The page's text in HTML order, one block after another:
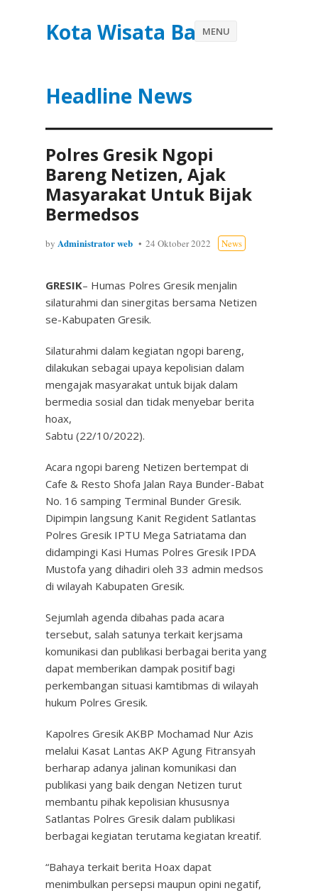
Kota Wisata Batu
Headline News
MENU
Polres Gresik Ngopi
Bareng Netizen, Ajak
Masyarakat Untuk Bijak
Bermedsos
by Administrator web 24 Oktober 2022 News
GRESIK– Humas Polres Gresik menjalin
silaturahmi dan sinergitas bersama Netizen
se-Kabupaten Gresik.
Silaturahmi dalam kegiatan ngopi bareng,
dilakukan sebagai upaya kepolisian dalam
mengajak masyarakat untuk bijak dalam
bermedia sosial dan tidak menyebar berita
hoax,
Sabtu (22/10/2022).
Acara ngopi bareng Netizen bertempat di
Cafe & Resto Shofa Jalan Raya Bunder-Babat
No. 16 samping Terminal Bunder Gresik.
Dipimpin langsung Kanit Regident Satlantas
Polres Gresik IPTU Mega Satriatama dan
didampingi Kasi Humas Polres Gresik IPDA
Mustofa yang dihadiri oleh 33 admin medsos
di wilayah Kabupaten Gresik.
Sejumlah agenda dibahas pada acara
tersebut, salah satunya terkait kerjsama
komunikasi dan publikasi berbagai berita yang
dapat memberikan dampak positif bagi
perkembangan situasi kamtibmas di wilayah
hukum Polres Gresik.
Kapolres Gresik AKBP Mochamad Nur Azis
melalui Kasat Lantas AKP Agung Fitransyah
berharap adanya jalinan komunikasi dan
publikasi yang baik dengan Netizen turut
membantu pihak kepolisian khususnya
Satlantas Polres Gresik dalam publikasi
berbagai kegiatan terutama kegiatan kreatif.
“Bahaya terkait berita Hoax dapat
menimbulkan persepsi maupun opini negatif,